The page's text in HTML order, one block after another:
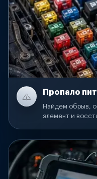
Пропало
Найдем обрыв,
элемент и